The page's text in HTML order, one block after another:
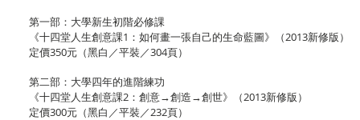
第一部：大學新生初階必修課
《十四堂人生創意課1：如何畫一張自己的生命藍圖》（2013新修版）
定價350元（黑白／平裝／304頁）
第二部：大學四年的進階練功
《十四堂人生創意課2：創意→創造→創世》（2013新修版）
定價300元（黑白／平裝／232頁）